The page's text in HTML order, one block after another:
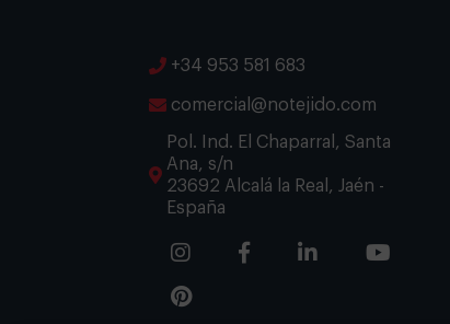
+34 953 581 683
comercial@notejido.com
Pol. Ind. El Chaparral, Santa
Ana, s/n
23692 Alcalá la Real, Jaén -
España